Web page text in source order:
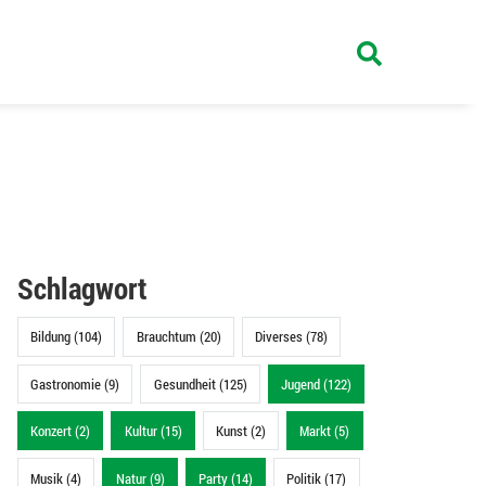
Schlagwort
Bildung (104) Brauchtum (20) Diverses (78)
Gastronomie (9) Gesundheit (125) Jugend (122)
Konzert (2) Kultur (15) Kunst (2) Markt (5)
Musik (4) Natur (9) Party (14) Politik (17)